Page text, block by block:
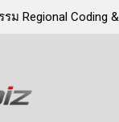
ม Regional Coding